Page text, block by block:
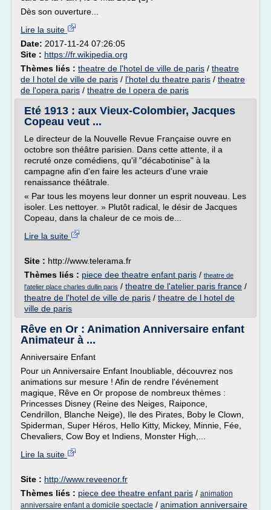
Dès son ouverture...
Lire la suite
Date: 2017-11-24 07:26:05
Site : https://fr.wikipedia.org
Thèmes liés : theatre de l'hotel de ville de paris / theatre
de l hotel de ville de paris / l'hotel du theatre paris / theatre
de l'opera paris / theatre de l opera de paris
Eté 1913 : aux Vieux-Colombier, Jacques
Copeau veut ...
Le directeur de la Nouvelle Revue Française ouvre en
octobre son théâtre parisien. Dans cette attente, il a
recruté onze comédiens, qu'il "décabotinise" à la
campagne afin d'en faire les acteurs d'une vraie
renaissance théâtrale.
« Par tous les moyens leur donner un esprit nouveau. Les
isoler. Les nettoyer. » Plutôt radical, le désir de Jacques
Copeau, dans la chaleur de ce mois de...
Lire la suite
Site : http://www.telerama.fr
Thèmes liés : piece dee theatre enfant paris / theatre de
l'atelier place charles dullin paris / theatre de l'atelier paris france /
theatre de l'hotel de ville de paris / theatre de l hotel de
ville de paris
Rêve en Or : Animation Anniversaire enfant
Animateur à ...
Anniversaire Enfant
Pour un Anniversaire Enfant Inoubliable, découvrez nos
animations sur mesure ! Afin de rendre l'événement
magique, Rêve en Or propose de nombreux thèmes :
Princesses Disney (Reine des Neiges, Raiponce,
Cendrillon, Blanche Neige), Ile des Pirates, Boby le Clown,
Spiderman, Super Héros, Hello Kitty, Mickey, Minnie, Fée,
Chevaliers, Cow Boy et Indiens, Monster High,...
Lire la suite
Site : http://www.reveenor.fr
Thèmes liés : piece dee theatre enfant paris / animation
anniversaire enfant a domicile spectacle / animation anniversaire